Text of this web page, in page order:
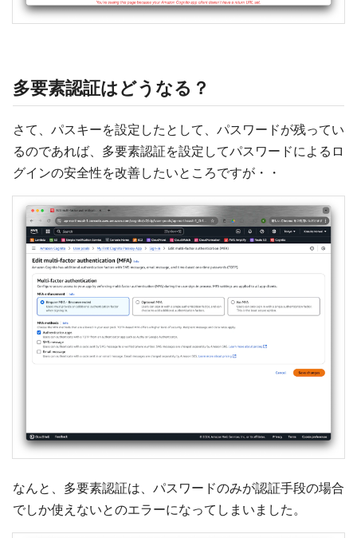
多要素認証はどうなる？
さて、パスキーを設定したとして、パスワードが残ってい
るのであれば、多要素認証を設定してパスワードによるロ
グインの安全性を改善したいところですが・・
なんと、多要素認証は、パスワードのみが認証手段の場合
でしか使えないとのエラーになってしまいました。